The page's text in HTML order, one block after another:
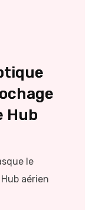
Hub
le
aérien